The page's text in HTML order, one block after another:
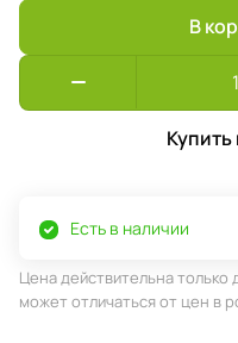
В
Купить
Есть в наличии
Цена действительна только
может отличаться от цен в